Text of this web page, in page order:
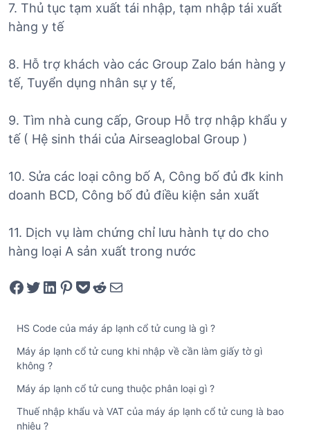
7. Thủ tục tạm xuất tái nhập, tạm nhập tái xuất
hàng y tế
8. Hỗ trợ khách vào các Group Zalo bán hàng y
tế, Tuyển dụng nhân sự y tế,
9. Tìm nhà cung cấp, Group Hỗ trợ nhập khẩu y
tế ( Hệ sinh thái của Airseaglobal Group )
10. Sửa các loại công bố A, Công bố đủ đk kinh
doanh BCD, Công bố đủ điều kiện sản xuất
11. Dịch vụ làm chứng chỉ lưu hành tự do cho
hàng loại A sản xuất trong nước
Share on Facebook Tweet on Twitter Share on LinkedIn Pin on Pinterest Save to pocket Share on Reddit Share via Email
HS Code của máy áp lạnh cổ tử cung là gì ?
Máy áp lạnh cổ tử cung khi nhập về cần làm giấy tờ gì
không ?
Máy áp lạnh cổ tử cung thuộc phân loại gì ?
Thuế nhập khẩu và VAT của máy áp lạnh cổ tử cung là bao
nhiêu ?